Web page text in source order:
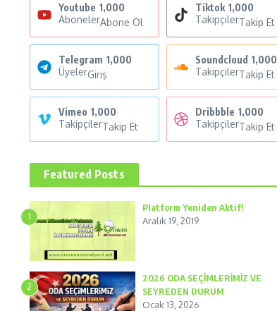
Youtube 1,000
AbonelerAbone Ol
Tiktok 1,000
TakipçilerTakip Et
Telegram 1,000
ÜyelerGiriş
Soundcloud 1,000
TakipçilerTakip Et
Vimeo 1,000
TakipçilerTakip Et
Dribbble 1,000
TakipçilerTakip Et
Featured Posts
1
Platform Yeniden Aktif!
Aralık 19, 2019
2
2026 ODA SEÇİMLERİMİZ VE
SEYREDEN DURUM
Ocak 13, 2026